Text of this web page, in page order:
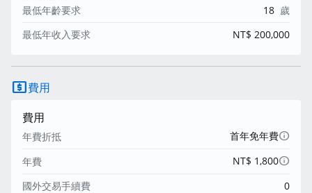
最低年齡要求 18 歲
最低年收入要求
NT$ 200,000
local_atm費用
費用
年費折抵 首年免年費info
年費 NT$ 1,800info
國外交易手續費 0